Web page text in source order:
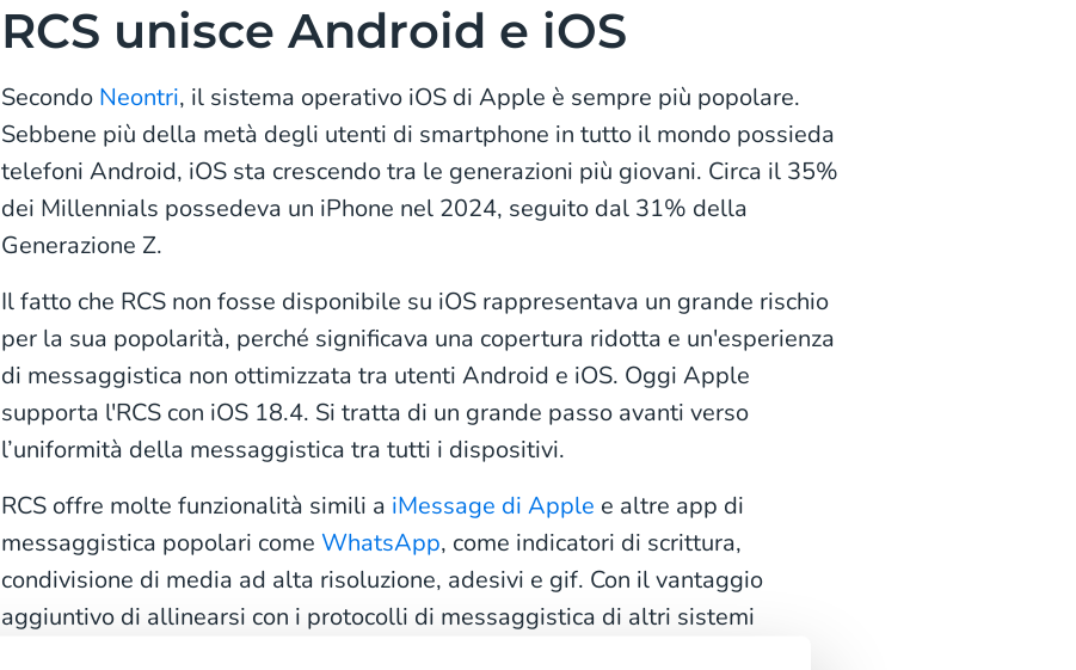
RCS unisce Android e iOS
Secondo Neontri, il sistema operativo iOS di Apple è sempre più popolare.
Sebbene più della metà degli utenti di smartphone in tutto il mondo possieda
telefoni Android, iOS sta crescendo tra le generazioni più giovani. Circa il 35%
dei Millennials possedeva un iPhone nel 2024, seguito dal 31% della
Generazione Z.
Il fatto che RCS non fosse disponibile su iOS rappresentava un grande rischio
per la sua popolarità, perché significava una copertura ridotta e un'esperienza
di messaggistica non ottimizzata tra utenti Android e iOS. Oggi Apple
supporta l'RCS con iOS 18.4. Si tratta di un grande passo avanti verso
l’uniformità della messaggistica tra tutti i dispositivi.
RCS offre molte funzionalità simili a iMessage di Apple e altre app di
messaggistica popolari come WhatsApp, come indicatori di scrittura,
condivisione di media ad alta risoluzione, adesivi e gif. Con il vantaggio
aggiuntivo di allinearsi con i protocolli di messaggistica di altri sistemi